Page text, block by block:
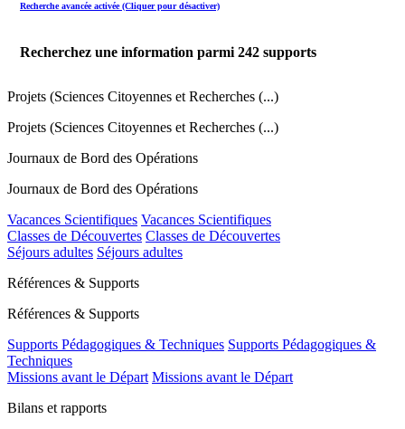
Recherche avancée activée (Cliquer pour désactiver)
Recherchez une information parmi 242 supports
Projets (Sciences Citoyennes et Recherches (...)
Projets (Sciences Citoyennes et Recherches (...)
Journaux de Bord des Opérations
Journaux de Bord des Opérations
Vacances Scientifiques Vacances Scientifiques
Classes de Découvertes Classes de Découvertes
Séjours adultes Séjours adultes
Références & Supports
Références & Supports
Supports Pédagogiques & Techniques Supports Pédagogiques &
Techniques
Missions avant le Départ Missions avant le Départ
Bilans et rapports